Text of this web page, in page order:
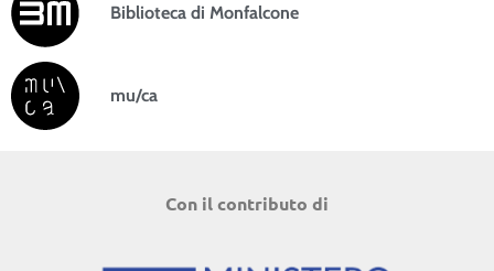
Biblioteca di Monfalcone
mu/ca
Con il contributo di